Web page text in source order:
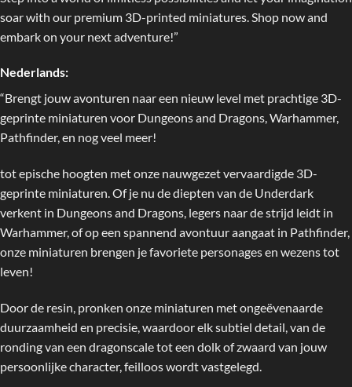
soar with our premium 3D-printed miniatures. Shop now and
embark on your next adventure!”
Nederlands:
“Brengt jouw avonturen naar een nieuw level met prachtige 3D-
geprinte miniaturen voor Dungeons and Dragons, Warhammer,
Pathfinder, en nog veel meer!
tot epische hoogten met onze nauwgezet vervaardigde 3D-
geprinte miniaturen. Of je nu de diepten van de Underdark
verkent in Dungeons and Dragons, legers naar de strijd leidt in
Warhammer, of op een spannend avontuur aangaat in Pathfinder,
onze miniaturen brengen je favoriete personages en wezens tot
leven!
Door de resin, pronken onze miniaturen met ongeëvenaarde
duurzaamheid en precisie, waardoor elk subtiel detail, van de
ronding van een dragonscale tot een dolk of zwaard van jouw
persoonlijke character, feilloos wordt vastgelegd.